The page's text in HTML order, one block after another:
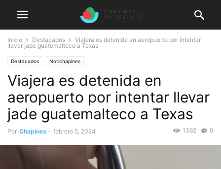
Inicio Destacados
Viajera es detenida en aeropuerto por intentar
llevar jade guatemalteco a Texas
Destacados Notichapines
Viajera es detenida en
aeropuerto por intentar llevar
jade guatemalteco a Texas
Por Chapines - febrero 5, 2024 0
1362